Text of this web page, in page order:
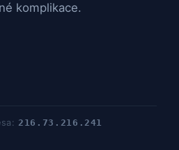
komplikace.
216.73.216.241